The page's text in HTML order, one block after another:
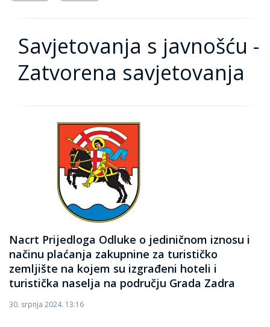
Savjetovanja s javnošću -
Zatvorena savjetovanja
Nacrt Prijedloga Odluke o jediničnom iznosu i
načinu plaćanja zakupnine za turističko
zemljište na kojem su izgrađeni hoteli i
turistička naselja na području Grada Zadra
30. srpnja 2024. 13:16